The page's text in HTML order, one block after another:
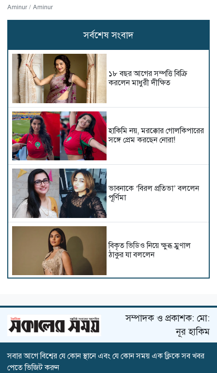
Aminur / Aminur
সর্বশেষ সংবাদ
১৮ বছর আগের সম্পত্তি বিক্রি
করলেন মাধুরী দীক্ষিত
হাকিমি নয়, মরক্কোর গোলকিপারের
সঙ্গে প্রেম করছেন নোরা!
ভাবনাকে ‘বিরল প্রতিভা’ বললেন
পূর্ণিমা
বিকৃত ভিডিও নিয়ে ক্ষুব্ধ ম্রুণাল
ঠাকুর যা বললেন
বিপাকে ভূমি পেডনেকর
এবার আয়ুষ্মানের নায়িকা হলেন
সম্পাদক ও প্রকাশক: মো:
নূর হাকিম
সবার আগে বিশ্বের যে কোন স্থানে এবং যে কোন সময় এক ক্লিকে সব খবর
পেতে ভিজিট করুন